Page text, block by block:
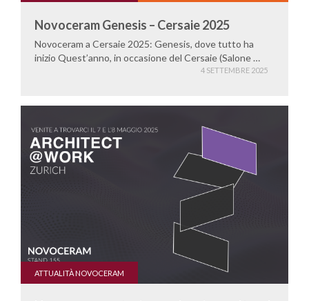
Novoceram Genesis – Cersaie 2025
Novoceram a Cersaie 2025: Genesis, dove tutto ha
inizio Quest’anno, in occasione del Cersaie (Salone …
4 SETTEMBRE 2025
ATTUALITÀ NOVOCERAM